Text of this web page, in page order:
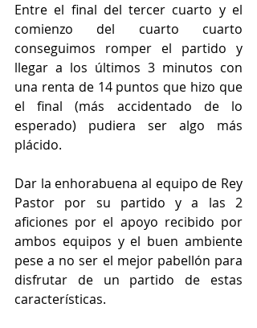
Entre el final del tercer cuarto y el
comienzo del cuarto cuarto
conseguimos romper el partido y
llegar a los últimos 3 minutos con
una renta de 14 puntos que hizo que
el final (más accidentado de lo
esperado) pudiera ser algo más
plácido.
Dar la enhorabuena al equipo de Rey
Pastor por su partido y a las 2
aficiones por el apoyo recibido por
ambos equipos y el buen ambiente
pese a no ser el mejor pabellón para
disfrutar de un partido de estas
características.